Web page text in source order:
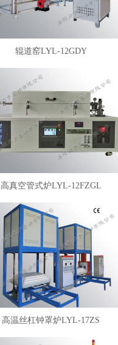
辊道窑LYL-12GDY
高真空管式炉LYL-12FZGL
高温丝杠钟罩炉LYL-17ZS